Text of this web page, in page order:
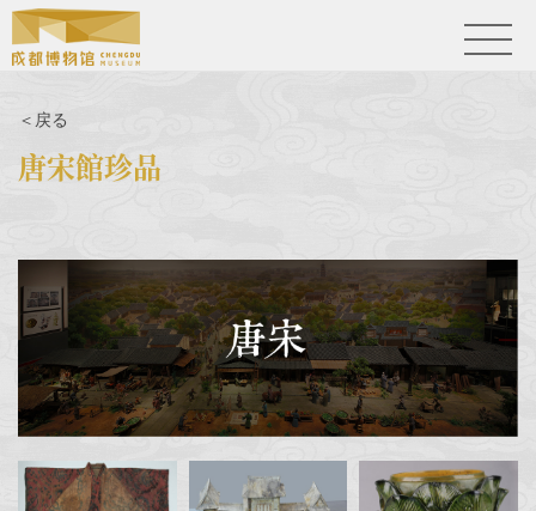
＜戻る
唐宋館珍品